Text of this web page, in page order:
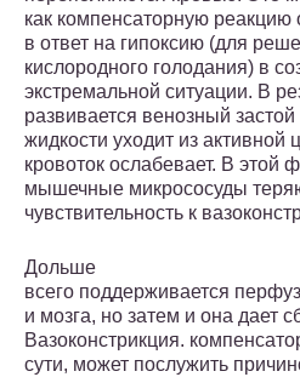
как компенсаторную реакцию
в ответ на гипоксию (для
кислородного голодания) в
экстремальной ситуации. В
развивается венозный
жидкости уходит из активной
кровоток ослабевает. В этой
мышеч­ные микрососуды
чувствительность к
Дольше
всего поддерживается
и мозга, но затем и она дает
Вазоконстрикция.
сути, может послужить